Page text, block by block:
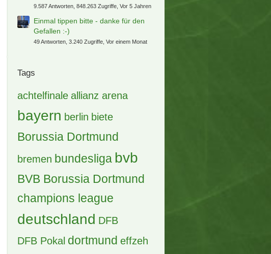
9.587 Antworten, 848.263 Zugriffe, Vor 5 Jahren
Einmal tippen bitte - danke für den
Gefallen :-)
49 Antworten, 3.240 Zugriffe, Vor einem Monat
Tags
achtelfinale allianz arena
bayern berlin biete
Borussia Dortmund
bremen bundesliga bvb
BVB Borussia Dortmund
champions league
deutschland DFB
DFB Pokal dortmund effzeh